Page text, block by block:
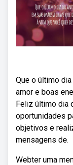
Que o último
amor e boas
Feliz último dia
oportunidades
objetivos e
mensagens de.
Webter uma